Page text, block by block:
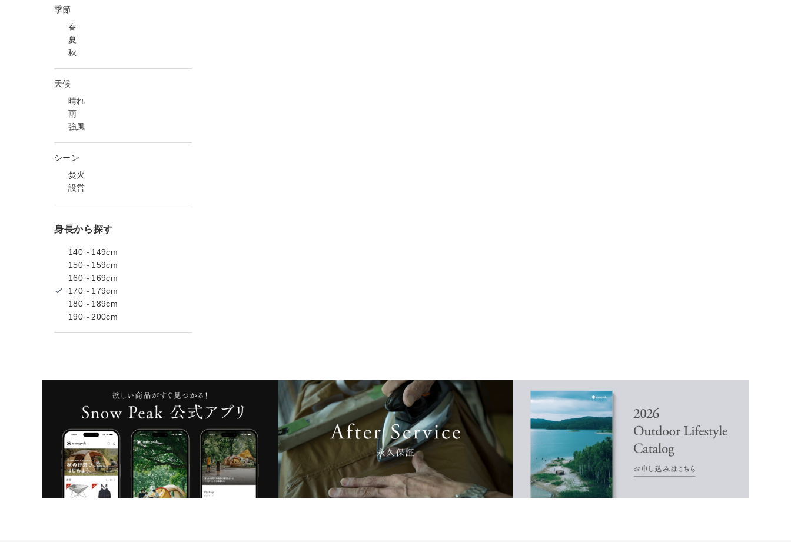
季節
春
夏
秋
天候
晴れ
雨
強風
シーン
焚火
設営
身長から探す
140～149cm
150～159cm
160～169cm
170～179cm
180～189cm
190～200cm